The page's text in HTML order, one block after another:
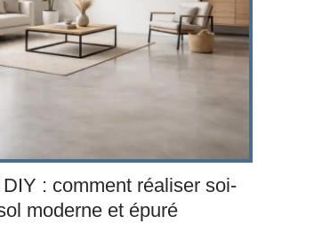
: comment réaliser soi-
moderne et épuré